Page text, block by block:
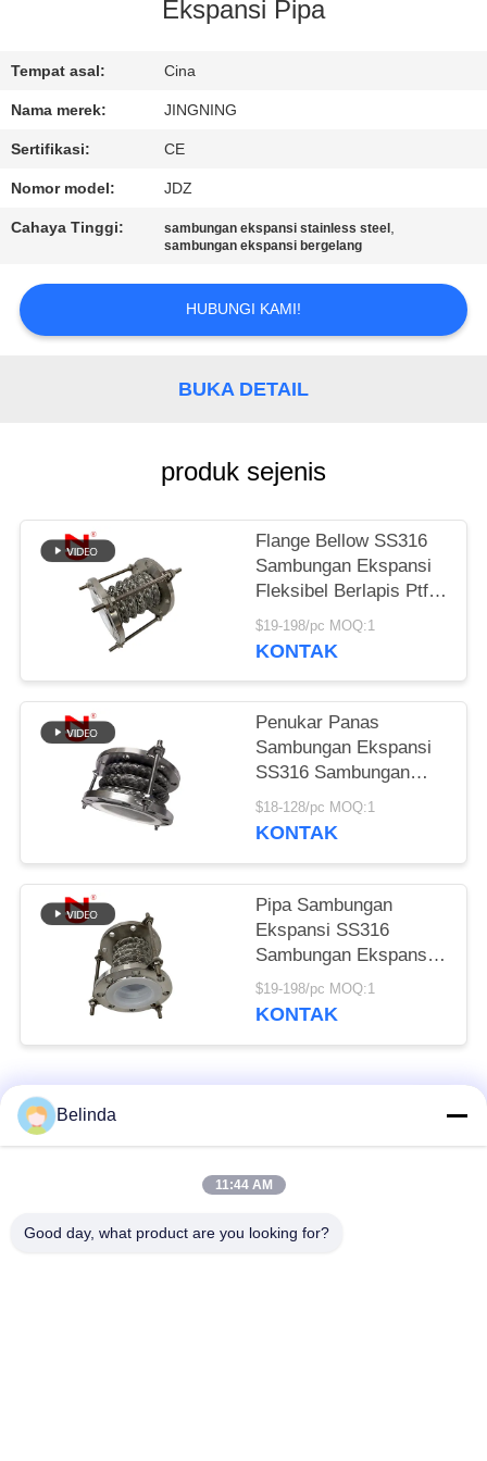
KONTROL
KUALITAS
HUBUNGI
KAMI
BERITA
PENAWARAN
KEBIJAKAN
PRIVASI
Ekspansi Pipa
Tempat asal: Cina
Nama merek: JINGNING
Sertifikasi: CE
Nomor model: JDZ
Cahaya Tinggi: sambungan ekspansi stainless steel ,
sambungan ekspansi bergelang
HUBUNGI KAMI!
BUKA DETAIL
produk sejenis
Flange Bellow SS316
Sambungan Ekspansi
Fleksibel Berlapis Ptfe
Tahan Tinggi
$19-198/pc MOQ:1
KONTAK
Penukar Panas
Sambungan Ekspansi
SS316 Sambungan
Ekspansi Fleksibel
Berlapis Ptfe
$18-128/pc MOQ:1
KONTAK
Pipa Sambungan
Ekspansi SS316
Sambungan Ekspansi
Fleksibel Berlapis Ptfe
Tahan Tinggi
$19-198/pc MOQ:1
KONTAK
Bad Request
Sambungan Ekspansi
Belinda
11:44 AM
Good day, what product are you looking for?